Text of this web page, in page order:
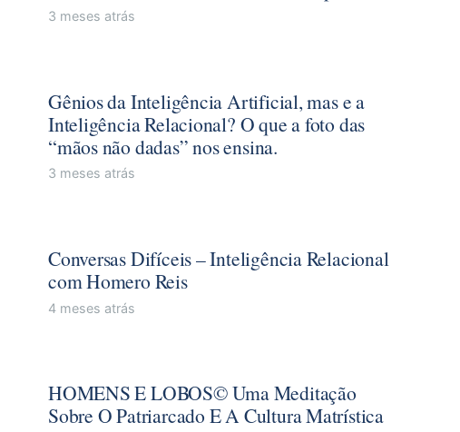
3 meses atrás
Gênios da Inteligência Artificial, mas e a
Inteligência Relacional? O que a foto das
“mãos não dadas” nos ensina.
3 meses atrás
Conversas Difíceis – Inteligência Relacional
com Homero Reis
4 meses atrás
HOMENS E LOBOS© Uma Meditação
Sobre O Patriarcado E A Cultura Matrística